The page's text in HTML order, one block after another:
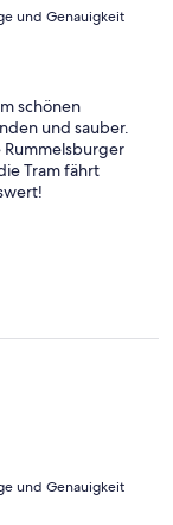
und Genauigkeit
schönen
und sauber.
Rummelsburger
Tram fährt
und Genauigkeit